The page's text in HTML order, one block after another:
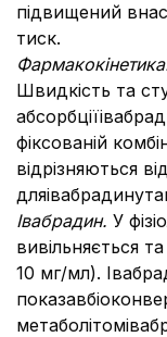
підвищений
тиск.
Швидкість та
фіксованій
відрізняються
Івабрадин. У
вивільняється
10 мг/мл).